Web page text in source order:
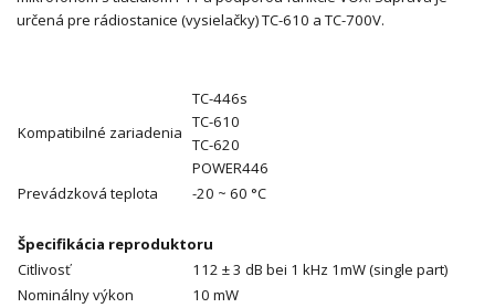
určená pre rádiostanice (vysielačky) TC-610 a TC-700V.
Kompatibilné zariadenia
TC-446s
TC-610
TC-620
POWER446
Prevádzková teplota
-20 ~ 60 °C
Špecifikácia reproduktoru
Citlivosť
112 ± 3 dB bei 1 kHz 1mW (single part)
Nominálny výkon
10 mW